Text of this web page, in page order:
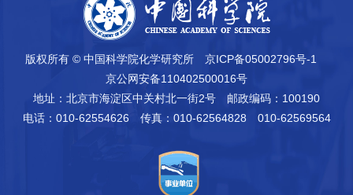
版权所有 © 中国科学院化学研究所
京ICP备05002796号-1
京公网安备110402500016号
地址：北京市海淀区中关村北一街2号
邮政编码：100190
电话：010-62554626
传真：010-62564828 010-62569564